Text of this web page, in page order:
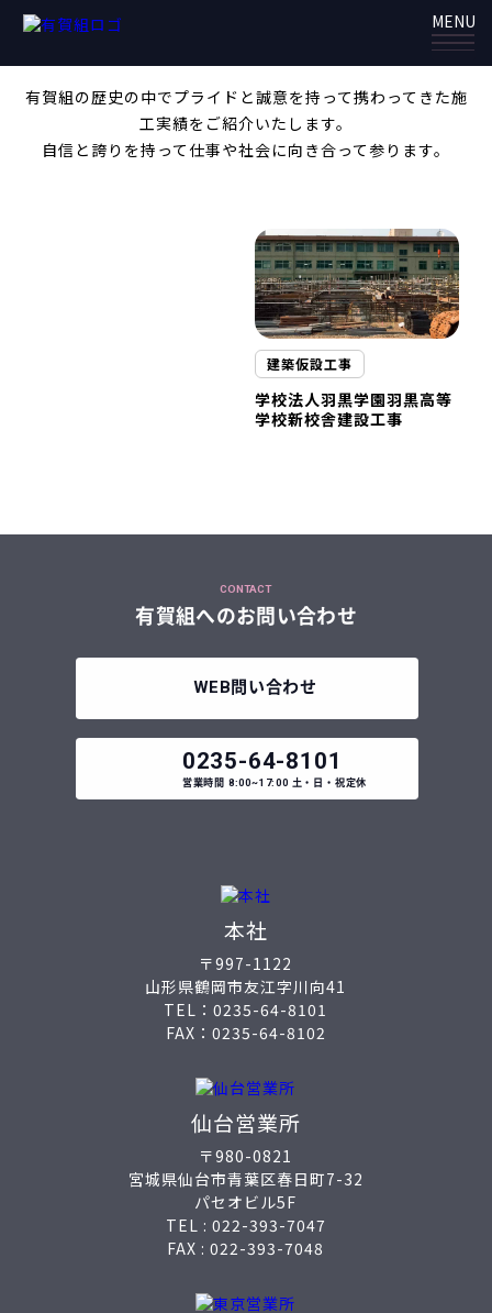
MENU
高等学校
ARIGAGUMI
有賀組の歴史の中でプライドと誠意を持って携わってきた施
工実績をご紹介いたします。
自信と誇りを持って仕事や社会に向き合って参ります。
建築仮設工事
学校法人羽黒学園羽黒高等
学校新校舎建設工事
CONTACT
有賀組へのお問い合わせ
0235-64-8101
営業時間 8:00~17:00 土・日・祝定休
WEB 問い合わせ
本社
〒997-1122
山形県鶴岡市友江字川向41
TEL：0235-64-8101
FAX：0235-64-8102
仙台営業所
〒980-0821
宮城県仙台市青葉区春日町7-32
パセオビル5F
TEL : 022-393-7047
FAX : 022-393-7048